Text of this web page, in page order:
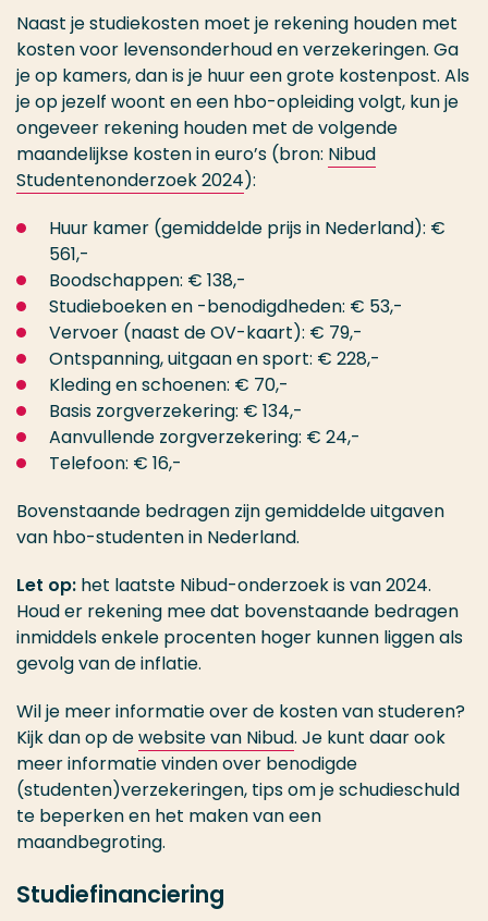
Naast je studiekosten moet je rekening houden met
kosten voor levensonderhoud en verzekeringen. Ga
je op kamers, dan is je huur een grote kostenpost. Als
je op jezelf woont en een hbo-opleiding volgt, kun je
ongeveer rekening houden met de volgende
maandelijkse kosten in euro’s (bron: Nibud
Studentenonderzoek 2024):
Huur kamer (gemiddelde prijs in Nederland): €
561,-
Boodschappen: € 138,-
Studieboeken en -benodigdheden: € 53,-
Vervoer (naast de OV-kaart): € 79,-
Ontspanning, uitgaan en sport: € 228,-
Kleding en schoenen: € 70,-
Basis zorgverzekering: € 134,-
Aanvullende zorgverzekering: € 24,-
Telefoon: € 16,-
Bovenstaande bedragen zijn gemiddelde uitgaven
van hbo-studenten in Nederland.
Let op: het laatste Nibud-onderzoek is van 2024.
Houd er rekening mee dat bovenstaande bedragen
inmiddels enkele procenten hoger kunnen liggen als
gevolg van de inflatie.
Wil je meer informatie over de kosten van studeren?
Kijk dan op dewebsite van Nibud. Je kunt daar ook
meer informatie vinden over benodigde
(studenten)verzekeringen, tips om je schudieschuld
te beperken en het maken van een
maandbegroting.
Studiefinanciering